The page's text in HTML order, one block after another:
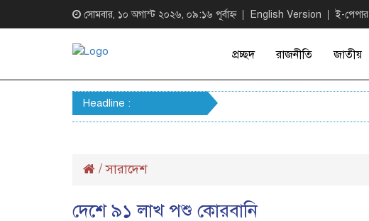
সোমবার, ১০ অগাস্ট ২০২৬, ০৯:১৬ পূর্বাহ্ন English Version ই-পেপার
প্রচ্ছদ রাজনীতি জাতীয়
Headline :
/সারাদেশ
দেশে ৯১ লাখ পশু কোরবানি